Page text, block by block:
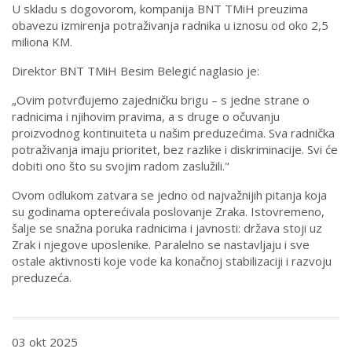
U skladu s dogovorom, kompanija BNT TMiH preuzima
obavezu izmirenja potraživanja radnika u iznosu od oko 2,5
miliona KM.
Direktor BNT TMiH Besim Belegić naglasio je:
„Ovim potvrđujemo zajedničku brigu – s jedne strane o
radnicima i njihovim pravima, a s druge o očuvanju
proizvodnog kontinuiteta u našim preduzećima. Sva radnička
potraživanja imaju prioritet, bez razlike i diskriminacije. Svi će
dobiti ono što su svojim radom zaslužili."
Ovom odlukom zatvara se jedno od najvažnijih pitanja koja
su godinama opterećivala poslovanje Zraka. Istovremeno,
šalje se snažna poruka radnicima i javnosti: država stoji uz
Zrak i njegove uposlenike. Paralelno se nastavljaju i sve
ostale aktivnosti koje vode ka konačnoj stabilizaciji i razvoju
preduzeća.
03 okt 2025